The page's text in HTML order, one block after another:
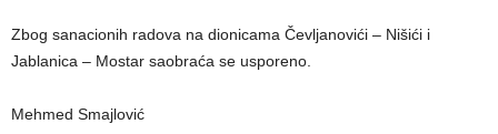
Zbog sanacionih radova na dionicama Čevljanovići – Nišići i
Jablanica – Mostar saobraća se usporeno.
Mehmed Smajlović